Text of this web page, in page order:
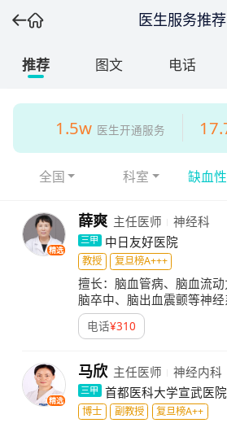
医生服务推荐
推荐 图文 电话
1.5w 医生开通服务
全国 科室
缺血
精选
薛爽 主任医师 神经科
三甲 中日友好医院
教授
复旦榜A+++
擅长： 脑血管病、脑血流动
脑卒中、脑出血震颤等神经
电话¥310
精选
马欣 主任医师 神经内科
三甲 首都医科大学宣武医院
博士
副教授 复旦榜A++